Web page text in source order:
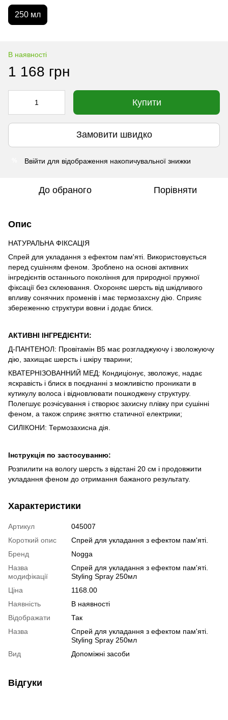
250 мл
В наявності
1 168 грн
Купити
Замовити швидко
Ввійти для відображення накопичувальної знижки
До обраного Порівняти
Опис
НАТУРАЛЬНА ФІКСАЦІЯ
Спрей для укладання з ефектом пам'яті. Використовується
перед сушінням феном. Зроблено на основі активних
інгредієнтів останнього покоління для природної пружної
фіксації без склеювання. Охороняє шерсть від шкідливого
впливу сонячних променів і має термозахсну дію. Сприяє
збереженню структури вовни і додає блиск.
АКТИВНІ ІНГРЕДІЄНТИ:
Д-ПАНТЕНОЛ: Провітамін В5 має розгладжуючу і зволожуючу
дію, захищає шерсть і шкіру тварини;
КВАТЕРНІЗОВАННИЙ МЕД: Кондиціонує, зволожує, надає
яскравість і блиск в поєднанні з можливістю проникати в
кутикулу волоса і відновлювати пошкоджену структуру.
Полегшує розчісування і створює захисну плівку при сушінні
феном, а також сприяє зняттю статичної електрики;
СИЛІКОНИ: Термозахисна дія.
Інструкція по застосуванню:
Розпилити на вологу шерсть з відстані 20 см і продовжити
укладання феном до отримання бажаного результату.
Характеристики
Артикул
045007
Короткий опис
Спрей для укладання з ефектом пам'яті.
Бренд
Nogga
Назва
модифікації
Спрей для укладання з ефектом пам'яті.
Styling Spray 250мл
Ціна
1168.00
Наявність
В наявності
Відображати
Так
Назва
Спрей для укладання з ефектом пам'яті.
Styling Spray 250мл
Вид
Допоміжні засоби
Відгуки